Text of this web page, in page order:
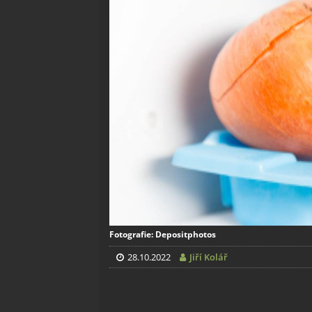
Fotografie: Depositphotos
28.10.2022 Jiří Kolář